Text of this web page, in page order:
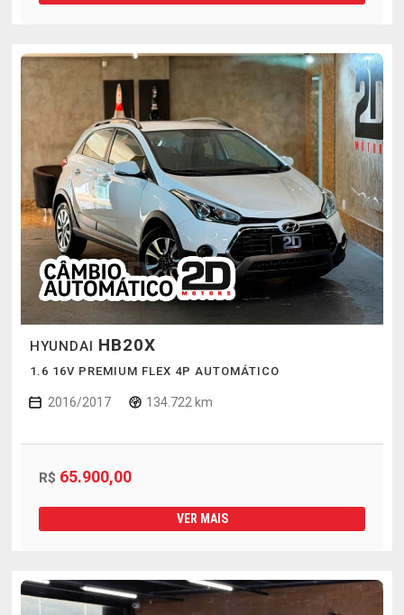
HYUNDAI HB20X
1.6 16V PREMIUM FLEX 4P AUTOMÁTICO
2016/2017 134.722 km
R$ 65.900,00
VER MAIS